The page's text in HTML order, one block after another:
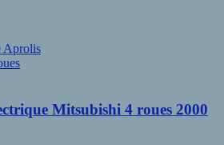
Aprolis
Mitsubishi 4 roues 2000